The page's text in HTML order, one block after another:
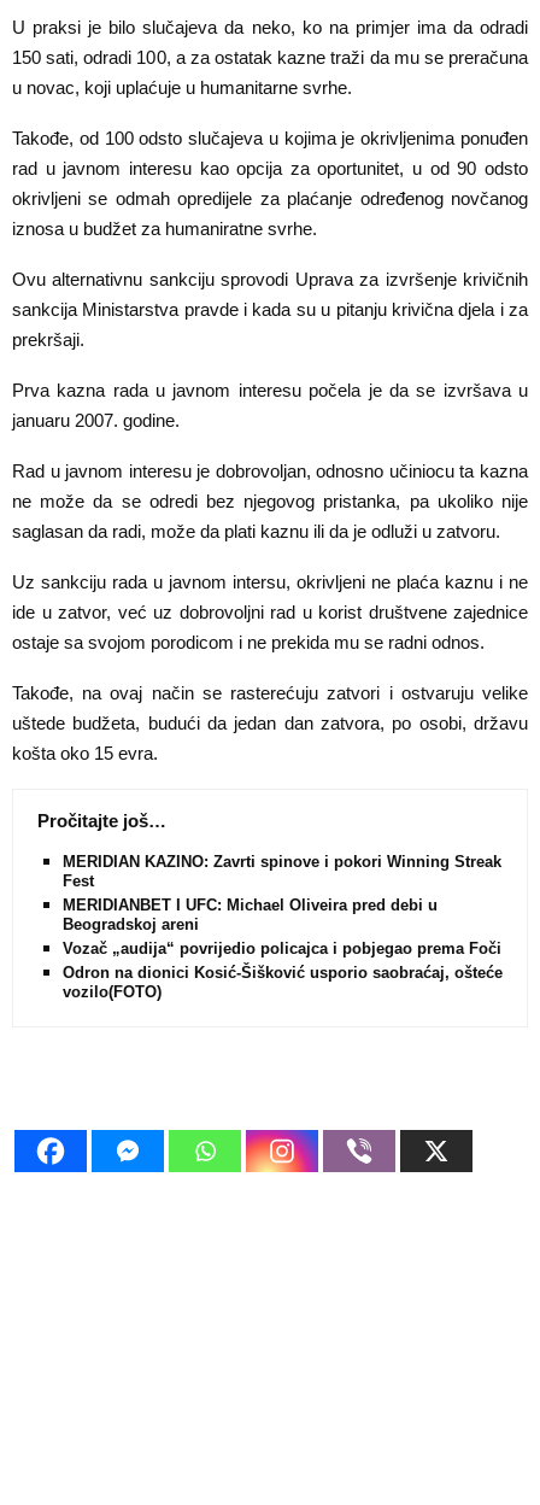
U praksi je bilo slučajeva da neko, ko na primjer ima da odradi
150 sati, odradi 100, a za ostatak kazne traži da mu se preračuna
u novac, koji uplaćuje u humanitarne svrhe.
Takođe, od 100 odsto slučajeva u kojima je okrivljenima ponuđen
rad u javnom interesu kao opcija za oportunitet, u od 90 odsto
okrivljeni se odmah opredijele za plaćanje određenog novčanog
iznosa u budžet za humaniratne svrhe.
Ovu alternativnu sankciju sprovodi Uprava za izvršenje krivičnih
sankcija Ministarstva pravde i kada su u pitanju krivična djela i za
prekršaji.
Prva kazna rada u javnom interesu počela je da se izvršava u
januaru 2007. godine.
Rad u javnom interesu je dobrovoljan, odnosno učiniocu ta kazna
ne može da se odredi bez njegovog pristanka, pa ukoliko nije
saglasan da radi, može da plati kaznu ili da je odluži u zatvoru.
Uz sankciju rada u javnom intersu, okrivljeni ne plaća kaznu i ne
ide u zatvor, već uz dobrovoljni rad u korist društvene zajednice
ostaje sa svojom porodicom i ne prekida mu se radni odnos.
Takođe, na ovaj način se rasterećuju zatvori i ostvaruju velike
uštede budžeta, budući da jedan dan zatvora, po osobi, državu
košta oko 15 evra.
Pročitajte još…
MERIDIAN KAZINO: Zavrti spinove i pokori Winning Streak
Fest
MERIDIANBET I UFC: Michael Oliveira pred debi u
Beogradskoj areni
Vozač „audija“ povrijedio policajca i pobjegao prema Foči
Odron na dionici Kosić-Šišković usporio saobraćaj, oštećeno
vozilo(FOTO)